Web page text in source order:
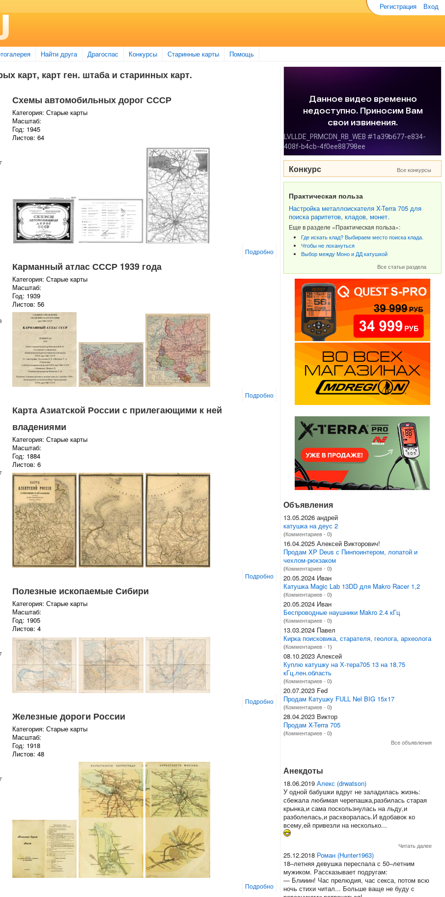
Регистрация Вход
Найти друга Драгоспас Конкурсы Старинные карты Помощь
карт, карт ген. штаба и старинных карт.
Схемы автомобильных дорог СССР
Категория: Старые карты
Масштаб:
Год: 1945
Листов: 64
Подробно
Карманный атлас СССР 1939 года
Категория: Старые карты
Масштаб:
Год: 1939
Листов: 56
Подробно
Карта Азиатской России с прилегающими к ней
владениями
Категория: Старые карты
Масштаб:
Год: 1884
Листов: 6
Подробно
Полезные ископаемые Сибири
Категория: Старые карты
Масштаб:
Год: 1905
Листов: 4
Подробно
Железные дороги России
Категория: Старые карты
Масштаб:
Год: 1918
Листов: 48
Подробно
Конкурс Все конкурсы
Практическая польза
Настройка металлоискателя X-Terra 705 для
поиска раритетов, кладов, монет.
Еще в разделе «Практическая польза»:
Где искать клад? Выбираем место поиска клада.
Чтобы не лохануться
Выбор между Моно и ДД катушкой
Все статьи раздела
Объявления
13.05.2026 андрей
катушка на деус 2
(Комментариев - 0)
16.04.2025 Алексей Викторович!
Продам XP Deus с Пинпоинтером, лопатой и
чехлом-рюкзаком
(Комментариев - 0)
20.05.2024 Иван
Катушка Magic Lab 13DD для Makro Racer 1,2
(Комментариев - 0)
20.05.2024 Иван
Беспроводные наушники Makro 2.4 кГц
(Комментариев - 0)
13.03.2024 Павел
Кирка поисковика, старателя, геолога, археолога
(Комментариев - 1)
08.10.2023 Алексей
Куплю катушку на Х-тера705 13 на 18.75
кГц.лен.область
(Комментариев - 0)
20.07.2023 Fed
Продам Катушку FULL Nel BIG 15x17
(Комментариев - 0)
28.04.2023 Виктор
Продам X-Terra 705
(Комментариев - 0)
Все объявления
Анекдоты
18.06.2019 Алекс (drwatson)
У одной бабушки вдруг не заладилась жизнь:
сбежала любимая черепашка,разбилась старая
крынка,и сама поскользнулась на льду,и
разболелась,и расхворалась.И вдобавок ко
всему,ей привезли на несколько...
Читать далее
25.12.2018 Роман (Hunter1963)
18–летняя девушка переспала с 50–летним
мужиком. Рассказывает подругам:
— Блииин! Час прелюдия, час секса, потом всю
ночь стихи читал... Больше ваще не буду с